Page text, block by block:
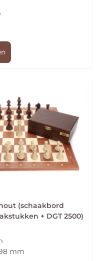
(schaakbord
+ DGT 2500)
mm